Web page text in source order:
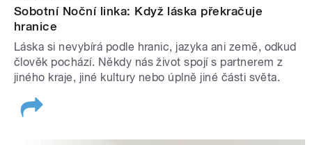
Sobotní Noční linka: Když láska překračuje
hranice
Láska si nevybírá podle hranic, jazyka ani země, odkud
člověk pochází. Někdy nás život spojí s partnerem z
jiného kraje, jiné kultury nebo úplně jiné části světa.